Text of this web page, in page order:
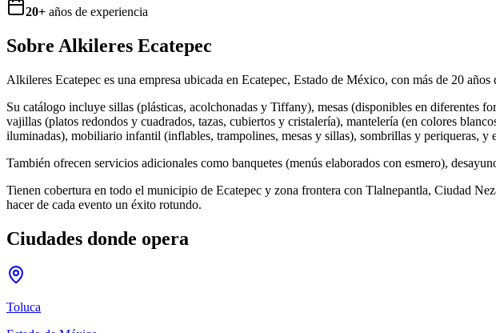
20+ años de experiencia
Sobre Alkileres Ecatepec
Alkileres Ecatepec es una empresa ubicada en Ecatepec, Estado de México, con más de 20
Su catálogo incluye sillas (plásticas, acolchonadas y Tiffany), mesas (disponibles en diferentes
vajillas (platos redondos y cuadrados, tazas, cubiertos y cristalería), mantelería (en colores
iluminadas), mobiliario infantil (inflables, trampolines, mesas y sillas), sombrillas y periqueras, y
También ofrecen servicios adicionales como banquetes (menús elaborados con esmero),
Tienen cobertura en todo el municipio de Ecatepec y zona frontera con Tlalnepantla, Ciudad
hacer de cada evento un éxito rotundo.
Ciudades donde opera
Toluca